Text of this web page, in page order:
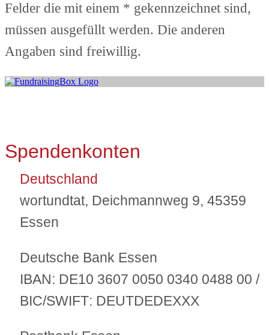
Felder die mit einem * gekennzeichnet sind,
müssen ausgefüllt werden. Die anderen
Angaben sind freiwillig.
Spendenkonten
Deutschland
wortundtat, Deichmannweg 9, 45359
Essen
Deutsche Bank Essen
IBAN: DE10 3607 0050 0340 0488 00 /
BIC/SWIFT: DEUTDEDEXXX